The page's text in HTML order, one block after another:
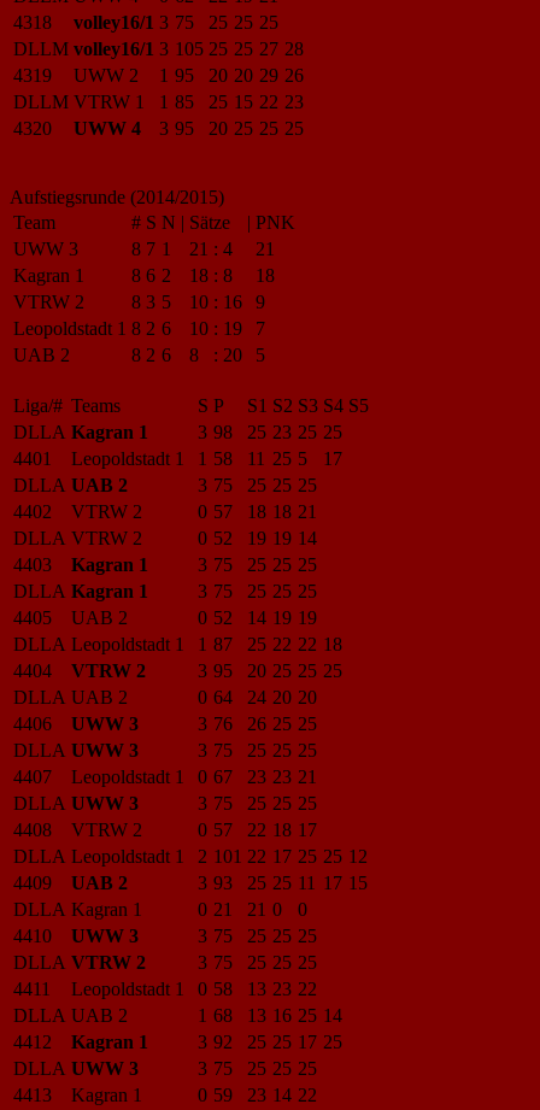
4318
volley16/1 3 75 25 25 25
DLLM volley16/1 3 105 25 25 27 28
4319
UWW 2 1 95 20 20 29 26
DLLM VTRW 1 1 85 25 15 22 23
4320
UWW 4 3 95 20 25 25 25
Aufstiegsrunde (2014/2015)
Team
# S N | Sätze | PNK
UWW 3
8 7 1 21 : 4
21
Kagran 1
8 6 2 18 : 8
18
VTRW 2
8 3 5 10 : 16
9
Leopoldstadt 1 8 2 6 10 : 19
7
UAB 2
8 2 6 8 : 20 5
Liga/# Teams S P S1 S2 S3 S4 S5
DLLA Kagran 1 3 98 25 23 25 25
4401
Leopoldstadt 1 1 58 11 25 5
17
DLLA UAB 2 3 75 25 25 25
4402
VTRW 2 0 57 18 18 21
DLLA VTRW 2 0 52 19 19 14
4403
Kagran 1 3 75 25 25 25
DLLA Kagran 1 3 75 25 25 25
4405
UAB 2 0 52 14 19 19
DLLA Leopoldstadt 1 1 87 25 22 22 18
4404
VTRW 2 3 95 20 25 25 25
DLLA UAB 2 0 64 24 20 20
4406
UWW 3 3 76 26 25 25
DLLA UWW 3 3 75 25 25 25
4407
Leopoldstadt 1 0 67 23 23 21
DLLA UWW 3 3 75 25 25 25
4408
VTRW 2 0 57 22 18 17
DLLA Leopoldstadt 1 2 101 22 17 25 25 12
4409
UAB 2 3 93 25 25 11 17 15
DLLA Kagran 1 0 21 21 0
0
4410
UWW 3 3 75 25 25 25
DLLA VTRW 2 3 75 25 25 25
4411
Leopoldstadt 1 0 58 13 23 22
DLLA UAB 2 1 68 13 16 25 14
4412
Kagran 1 3 92 25 25 17 25
DLLA UWW 3 3 75 25 25 25
4413
Kagran 1 0 59 23 14 22